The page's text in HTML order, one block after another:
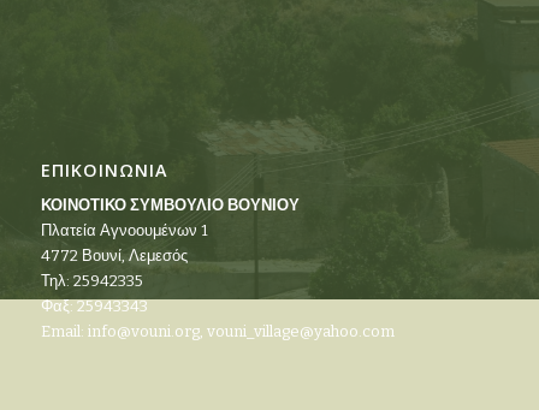
ΕΠΙΚΟΙΝΩΝΙΑ
ΚΟΙΝΟΤΙΚΟ ΣΥΜΒΟΥΛΙΟ ΒΟΥΝΙΟΥ
Πλατεία Αγνοουμένων 1
4772 Βουνί, Λεμεσός
Τηλ: 25942335
Φαξ: 25943343
Email: info@vouni.org, vouni_village@yahoo.com